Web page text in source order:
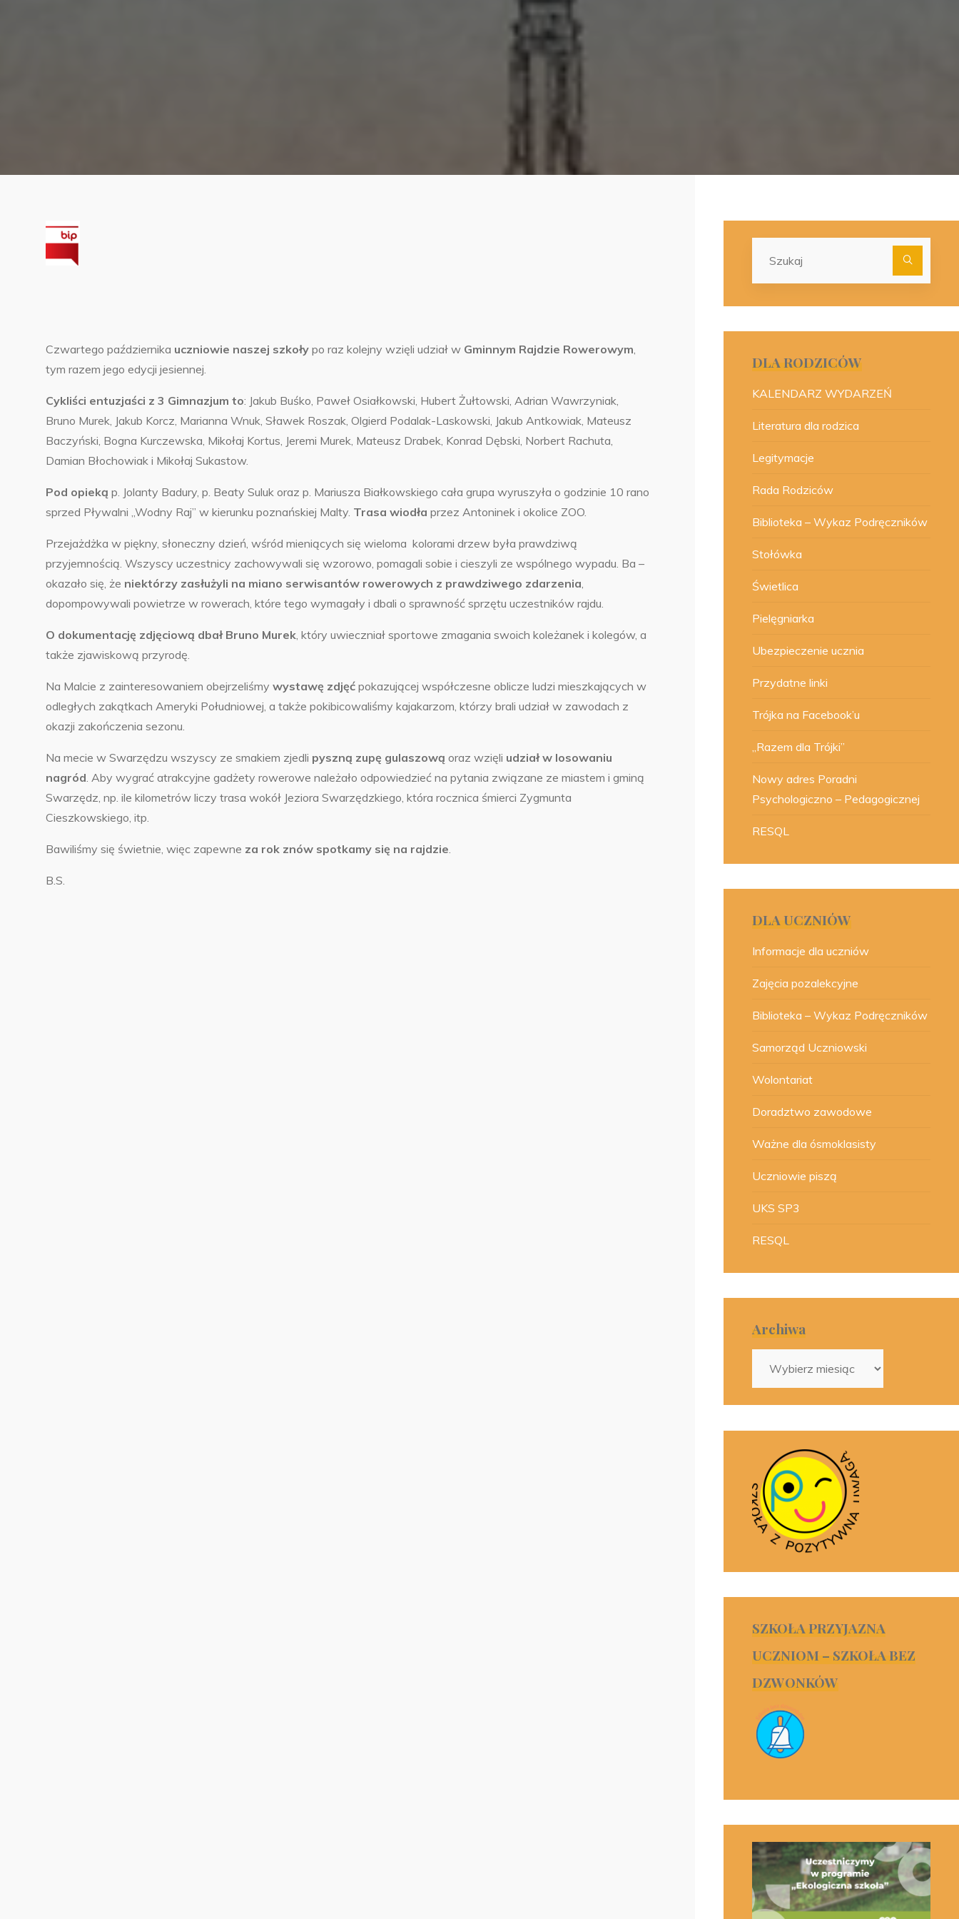
Czwartego października uczniowie naszej szkoły po raz kolejny wzięli udział w Gminnym Rajdzie Rowerowym
tym razem jego edycji jesiennej.
Cykliści entuzjaści z 3 Gimnazjum to: Jakub Buśko, Paweł Osiałkowski, Hubert Żułtowski, Adrian Wawrzyniak,
Bruno Murek, Jakub Korcz, Marianna Wnuk, Sławek Roszak, Olgierd Podalak-Laskowski, Jakub Antkowiak, Mateusz
Baczyński, Bogna Kurczewska, Mikołaj Kortus, Jeremi Murek, Mateusz Drabek, Konrad Dębski, Norbert Rachuta,
Damian Błochowiak i Mikołaj Sukastow.
Pod opieką p. Jolanty Badury, p. Beaty Suluk oraz p. Mariusza Białkowskiego cała grupa wyruszyła o godzinie 10 rano
sprzed Pływalni „Wodny Raj” w kierunku poznańskiej Malty. Trasa wiodła przez Antoninek i okolice ZOO.
Przejażdżka w piękny, słoneczny dzień, wśród mieniących się wieloma kolorami drzew była prawdziwą
przyjemnością. Wszyscy uczestnicy zachowywali się wzorowo, pomagali sobie i cieszyli ze wspólnego wypadu. Ba –
okazało się, że niektórzy zasłużyli na miano serwisantów rowerowych z prawdziwego zdarzenia
dopompowywali powietrze w rowerach, które tego wymagały i dbali o sprawność sprzętu uczestników rajdu.
O dokumentację zdjęciową dbał Bruno Murek , który uwieczniał sportowe zmagania swoich koleżanek i kolegów, a
także zjawiskową przyrodę.
Na Malcie z zainteresowaniem obejrzeliśmy wystawę zdjęć pokazującej współczesne oblicze ludzi mieszkających w
odległych zakątkach Ameryki Południowej, a także pokibicowaliśmy kajakarzom, którzy brali udział w zawodach z
okazji zakończenia sezonu.
Na mecie w Swarzędzu wszyscy ze smakiem zjedli pyszną zupę gulaszową oraz wzięli udział w losowaniu
nagród . Aby wygrać atrakcyjne gadżety rowerowe należało odpowiedzieć na pytania związane ze miastem i gminą
Swarzędz, np. ile kilometrów liczy trasa wokół Jeziora Swarzędzkiego, która rocznica śmierci Zygmunta
Cieszkowskiego, itp.
Bawiliśmy się świetnie, więc zapewne za rok znów spotkamy się na rajdzie
B.S.
DLA RODZICÓW
KALENDARZ WYDARZEŃ
Literatura dla rodzica
Legitymacje
Rada Rodziców
Biblioteka – Wykaz Podręczników
Stołówka
Świetlica
Pielęgniarka
Ubezpieczenie ucznia
Przydatne linki
Trójka na Facebook’u
„Razem dla Trójki”
Nowy adres Poradni
Psychologiczno – Pedagogicznej
RESQL
DLA UCZNIÓW
Informacje dla uczniów
Zajęcia pozalekcyjne
Biblioteka – Wykaz Podręczników
Samorząd Uczniowski
Wolontariat
Doradztwo zawodowe
Ważne dla ósmoklasisty
Uczniowie piszą
UKS SP3
RESQL
Archiwa
SZKOŁA PRZYJAZNA
UCZNIOM – SZKOŁA BEZ
DZWONKÓW